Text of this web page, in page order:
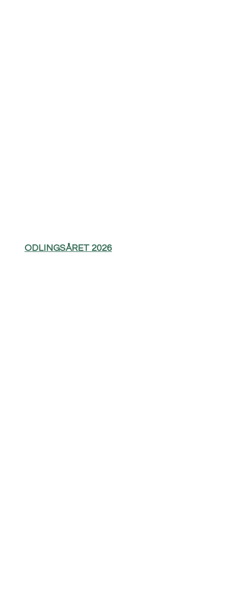
ODLINGSÅRET 2026